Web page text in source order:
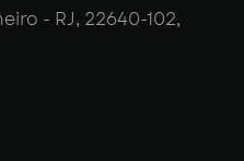
- RJ, 22640-102,